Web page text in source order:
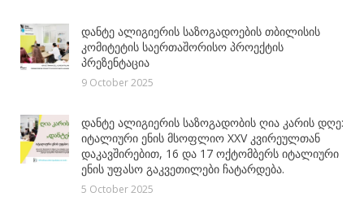
დანტე ალიგიერის საზოგადოების თბილისის
კომიტეტის საერთაშორისო პროექტის
პრეზენტაცია
9 October 2025
დანტე ალიგიერის საზოგადობის ღია კარის დღე:
იტალიური ენის მსოფლიო XXV კვირეულთან
დაკავშირებით, 16 და 17 ოქტომბერს იტალიური
ენის უფასო გაკვეთილები ჩატარდება.
5 October 2025